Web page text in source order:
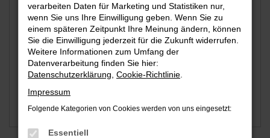
Kia VW
verarbeiten Daten für Marketing und Statistiken nur,
wenn Sie uns Ihre Einwilligung geben. Wenn Sie zu
einem späteren Zeitpunkt Ihre Meinung ändern, können
Sie die Einwilligung jederzeit für die Zukunft widerrufen.
Weitere Informationen zum Umfang der
Datenverarbeitung finden Sie hier:
Datenschutzerklärung Cookie-Richtlinie
Impressum
Folgende Kategorien von Cookies werden von uns eingesetzt:
Essentiell